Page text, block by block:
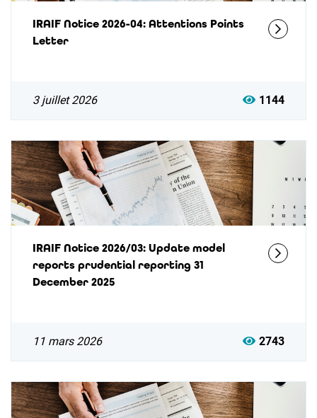
IRAIF Notice 2026-04: Attentions Points
Letter
3 juillet 2026 1144
IRAIF Notice 2026/03: Update model
reports prudential reporting 31
December 2025
11 mars 2026 2743